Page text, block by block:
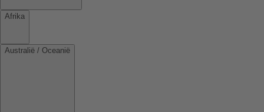
Afrika
Australië / Oceanië